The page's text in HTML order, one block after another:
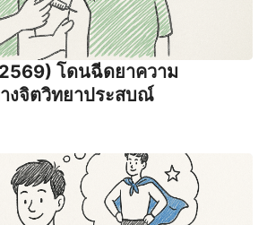
โดนฉีดยาความ
งจิตวิทยาประสบณ์